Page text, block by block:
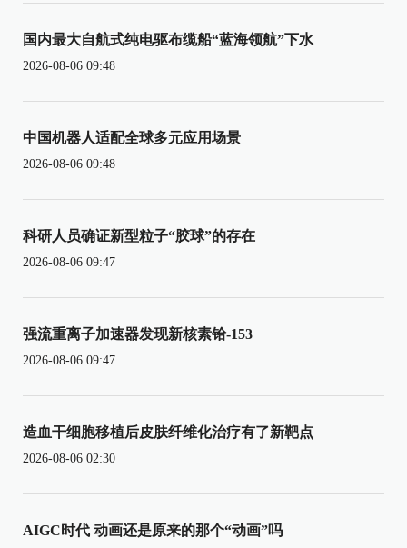
国内最大自航式纯电驱布缆船“蓝海领航”下水
2026-08-06 09:48
中国机器人适配全球多元应用场景
2026-08-06 09:48
科研人员确证新型粒子“胶球”的存在
2026-08-06 09:47
强流重离子加速器发现新核素铪-153
2026-08-06 09:47
造血干细胞移植后皮肤纤维化治疗有了新靶点
2026-08-06 02:30
AIGC时代 动画还是原来的那个“动画”吗